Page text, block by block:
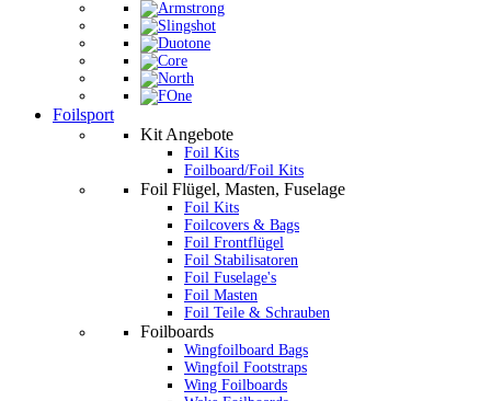
Foilsport
Kit Angebote
Foil Kits
Foilboard/Foil Kits
Foil Flügel, Masten, Fuselage
Foil Kits
Foilcovers & Bags
Foil Frontflügel
Foil Stabilisatoren
Foil Fuselage's
Foil Masten
Foil Teile & Schrauben
Foilboards
Wingfoilboard Bags
Wingfoil Footstraps
Wing Foilboards